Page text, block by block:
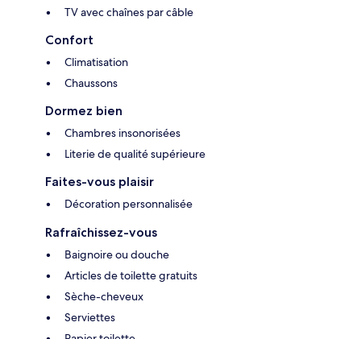
TV avec chaînes par câble
Confort
Climatisation
Chaussons
Dormez bien
Chambres insonorisées
Literie de qualité supérieure
Faites-vous plaisir
Décoration personnalisée
Rafraîchissez-vous
Baignoire ou douche
Articles de toilette gratuits
Sèche-cheveux
Serviettes